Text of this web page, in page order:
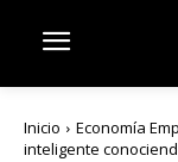
Inicio Economía
inteligente